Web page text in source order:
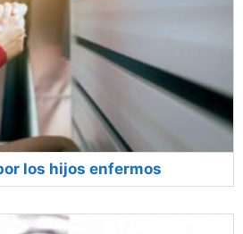
los hijos enfermos